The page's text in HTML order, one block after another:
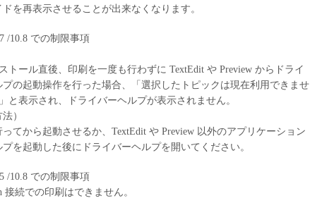
を再表示させることが出来なくなります。
/10.8 での制限事項
トール直後、印刷を一度も行わずに TextEdit や Preview からドライ
プの起動操作を行った場合、「選択したトピックは現在利用できませ
と表示され、ドライバーヘルプが表示されません。
）
ってから起動させるか、TextEdit や Preview 以外のアプリケーション
を起動した後にドライバーヘルプを開いてください。
/10.8 での制限事項
接続での印刷はできません。